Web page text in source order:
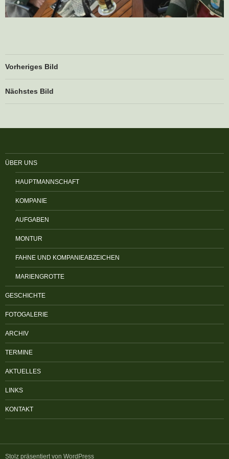
Vorheriges Bild
Nächstes Bild
ÜBER UNS
HAUPTMANNSCHAFT
KOMPANIE
AUFGABEN
MONTUR
FAHNE UND KOMPANIEABZEICHEN
MARIENGROTTE
GESCHICHTE
FOTOGALERIE
ARCHIV
TERMINE
AKTUELLES
LINKS
KONTAKT
Stolz präsentiert von WordPress